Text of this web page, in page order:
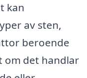
kan
av sten,
beroende
om det handlar